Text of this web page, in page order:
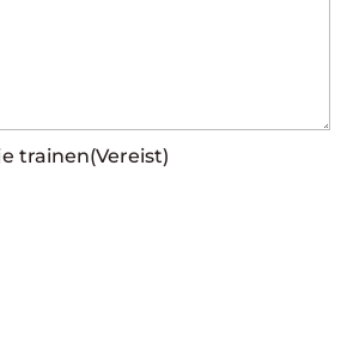
trainen(Vereist)